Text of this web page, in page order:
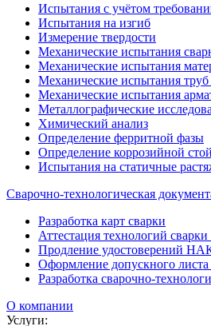
Испытания с учётом
Испытания на изгиб
Измерение твердости
Механические испытания
Механические испытания
Механические испытания
Механические испытания
Металлографические
Химический анализ
Определение ферритной фазы
Определение коррозийной
Испытания на статичные
Сварочно-технологическая
Разработка карт сварки
Аттестация технологий
Продление удостоверений
Оформление допускного
Разработка сварочно-
О компании
Услуги: